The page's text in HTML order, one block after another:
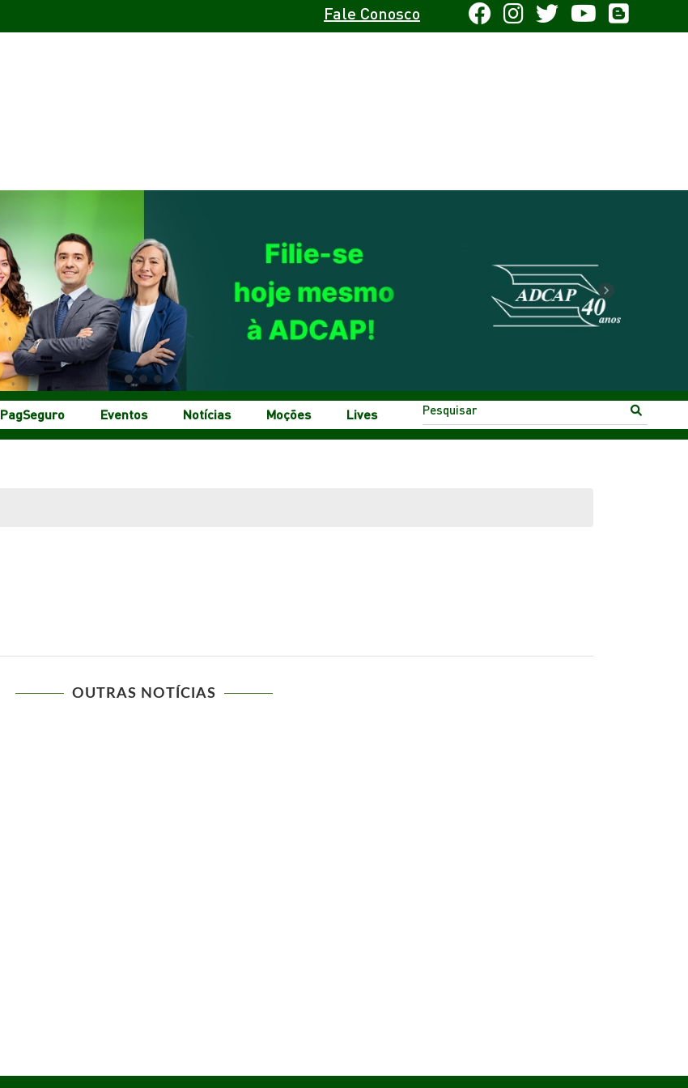
Fale Conosco
Next
PagSeguro Eventos Notícias Moções Lives
OUTRAS NOTÍCIAS